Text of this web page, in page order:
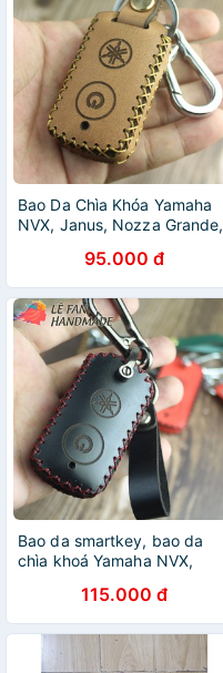
Bao Da Chìa Khóa Yamaha
NVX, Janus, Nozza Grande,
VVA handmade
95.000 đ
Bao da smartkey, bao da
chìa khoá Yamaha NVX,
FreeGo, Latte, Exciter 155
VVA handmade
115.000 đ